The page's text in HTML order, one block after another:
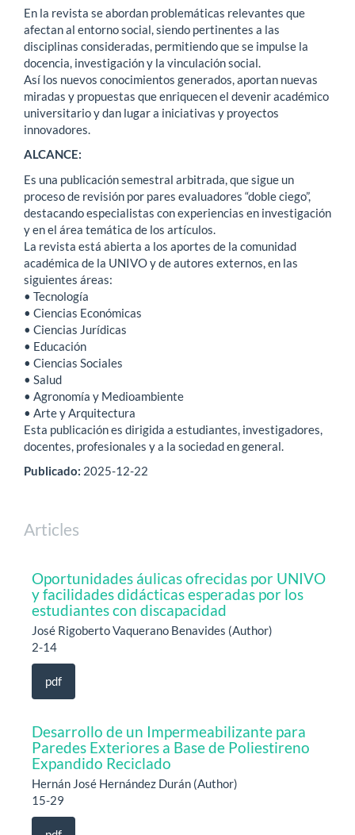
En la revista se abordan problemáticas relevantes que
afectan al entorno social, siendo pertinentes a las
disciplinas consideradas, permitiendo que se impulse la
docencia, investigación y la vinculación social.
Así los nuevos conocimientos generados, aportan nuevas
miradas y propuestas que enriquecen el devenir académico
universitario y dan lugar a iniciativas y proyectos
innovadores.
ALCANCE:
Es una publicación semestral arbitrada, que sigue un
proceso de revisión por pares evaluadores “doble ciego”,
destacando especialistas con experiencias en investigación
y en el área temática de los artículos.
La revista está abierta a los aportes de la comunidad
académica de la UNIVO y de autores externos, en las
siguientes áreas:
• Tecnología
• Ciencias Económicas
• Ciencias Jurídicas
• Educación
• Ciencias Sociales
• Salud
• Agronomía y Medioambiente
• Arte y Arquitectura
Esta publicación es dirigida a estudiantes, investigadores,
docentes, profesionales y a la sociedad en general.
Publicado: 2025-12-22
Articles
Oportunidades áulicas ofrecidas por UNIVO
y facilidades didácticas esperadas por los
estudiantes con discapacidad
José Rigoberto Vaquerano Benavides (Author)
2-14
pdf
Desarrollo de un Impermeabilizante para
Paredes Exteriores a Base de Poliestireno
Expandido Reciclado
Hernán José Hernández Durán (Author)
15-29